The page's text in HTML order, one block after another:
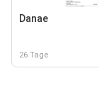
Danae
26 Tage